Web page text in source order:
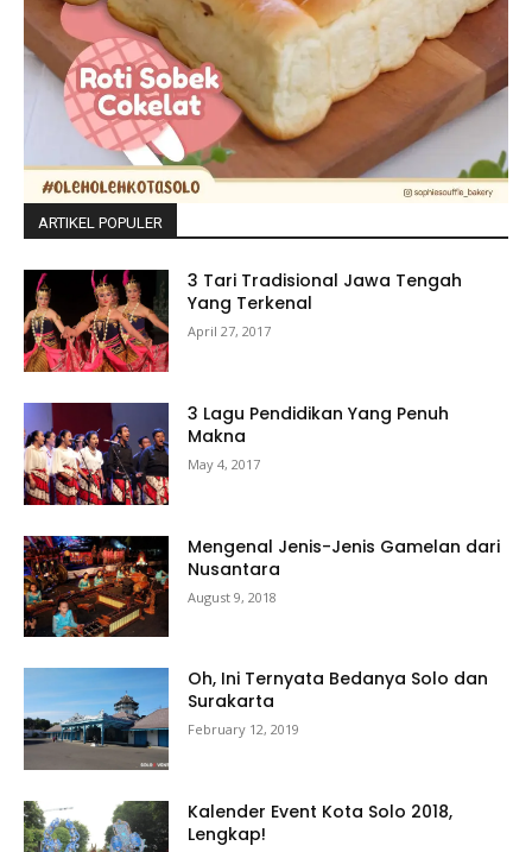
ARTIKEL POPULER
3 Tari Tradisional Jawa Tengah
Yang Terkenal
April 27, 2017
3 Lagu Pendidikan Yang Penuh
Makna
May 4, 2017
Mengenal Jenis-Jenis Gamelan dari
Nusantara
August 9, 2018
Oh, Ini Ternyata Bedanya Solo dan
Surakarta
February 12, 2019
Kalender Event Kota Solo 2018,
Lengkap!